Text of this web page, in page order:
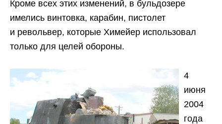
Кроме всех этих изменений, в бульдозере
имелись винтовка, карабин, пистолет
и револьвер, которые Химейер использовал
только для целей обороны.
4
июня
2004
года